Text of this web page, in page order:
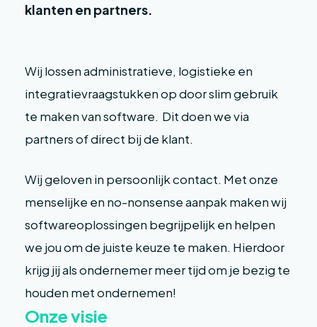
klanten en partners.
Wij lossen administratieve, logistieke en
integratievraagstukken op door slim gebruik
te maken van software. Dit doen we via
partners of direct bij de klant.
Wij geloven in persoonlijk contact. Met onze
menselijke en no-nonsense aanpak maken wij
softwareoplossingen begrijpelijk en helpen
we jou om de juiste keuze te maken. Hierdoor
krijg jij als ondernemer meer tijd om je bezig te
houden met ondernemen!
Onze visie